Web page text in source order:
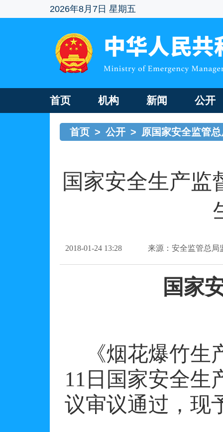
2026年8月7日 星期五
首页 机构 新闻 公开
首页 > 公开 > 原国家安全监管
国家安全生产监
2018-01-24 13:28 来源：安全监管总局
国家
《烟花爆竹
11 日国家安全生
议审议通过，现